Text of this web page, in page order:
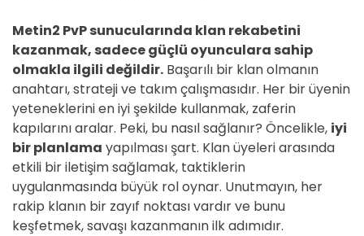
Metin2 PvP sunucularında klan rekabetini
kazanmak, sadece güçlü oyunculara sahip
olmakla ilgili değildir. Başarılı bir klan olmanın
anahtarı, strateji ve takım çalışmasıdır. Her bir üyenin
yeteneklerini en iyi şekilde kullanmak, zaferin
kapılarını aralar. Peki, bu nasıl sağlanır? Öncelikle, iyi
bir planlama yapılması şart. Klan üyeleri arasında
etkili bir iletişim sağlamak, taktiklerin
uygulanmasında büyük rol oynar. Unutmayın, her
rakip klanın bir zayıf noktası vardır ve bunu
keşfetmek, savaşı kazanmanın ilk adımıdır.